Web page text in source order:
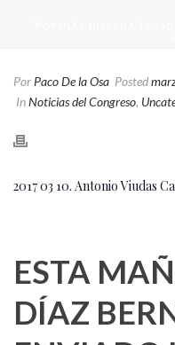
Por Paco De la Osa Posted
InNoticias del Congreso,
2017 03 10. Antonio Viudas
ESTA
DÍAZ